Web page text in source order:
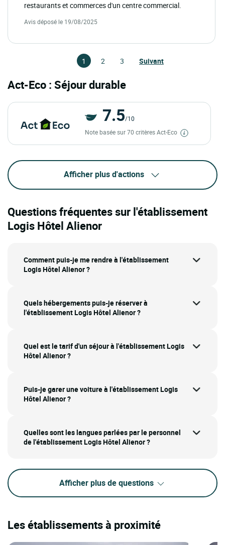
restaurants et commerces d'un centre commercial.
Avis déposé le 19/08/2025
1 2 3 Suivant
Act-Eco : Séjour durable
7.5/10
Note basée sur 70 critères Act-Eco
Afficher plus d'actions
Questions fréquentes sur l'établissement
Logis Hôtel Alienor
Comment puis-je me rendre à l'établissement
Logis Hôtel Alienor ?
Quels hébergements puis-je réserver à
l'établissement Logis Hôtel Alienor ?
Quel est le tarif d'un séjour à l'établissement Logis
Hôtel Alienor ?
Puis-je garer une voiture à l'établissement Logis
Hôtel Alienor ?
Quelles sont les langues parlées par le personnel
de l'établissement Logis Hôtel Alienor ?
Afficher plus de questions
Les établissements à proximité